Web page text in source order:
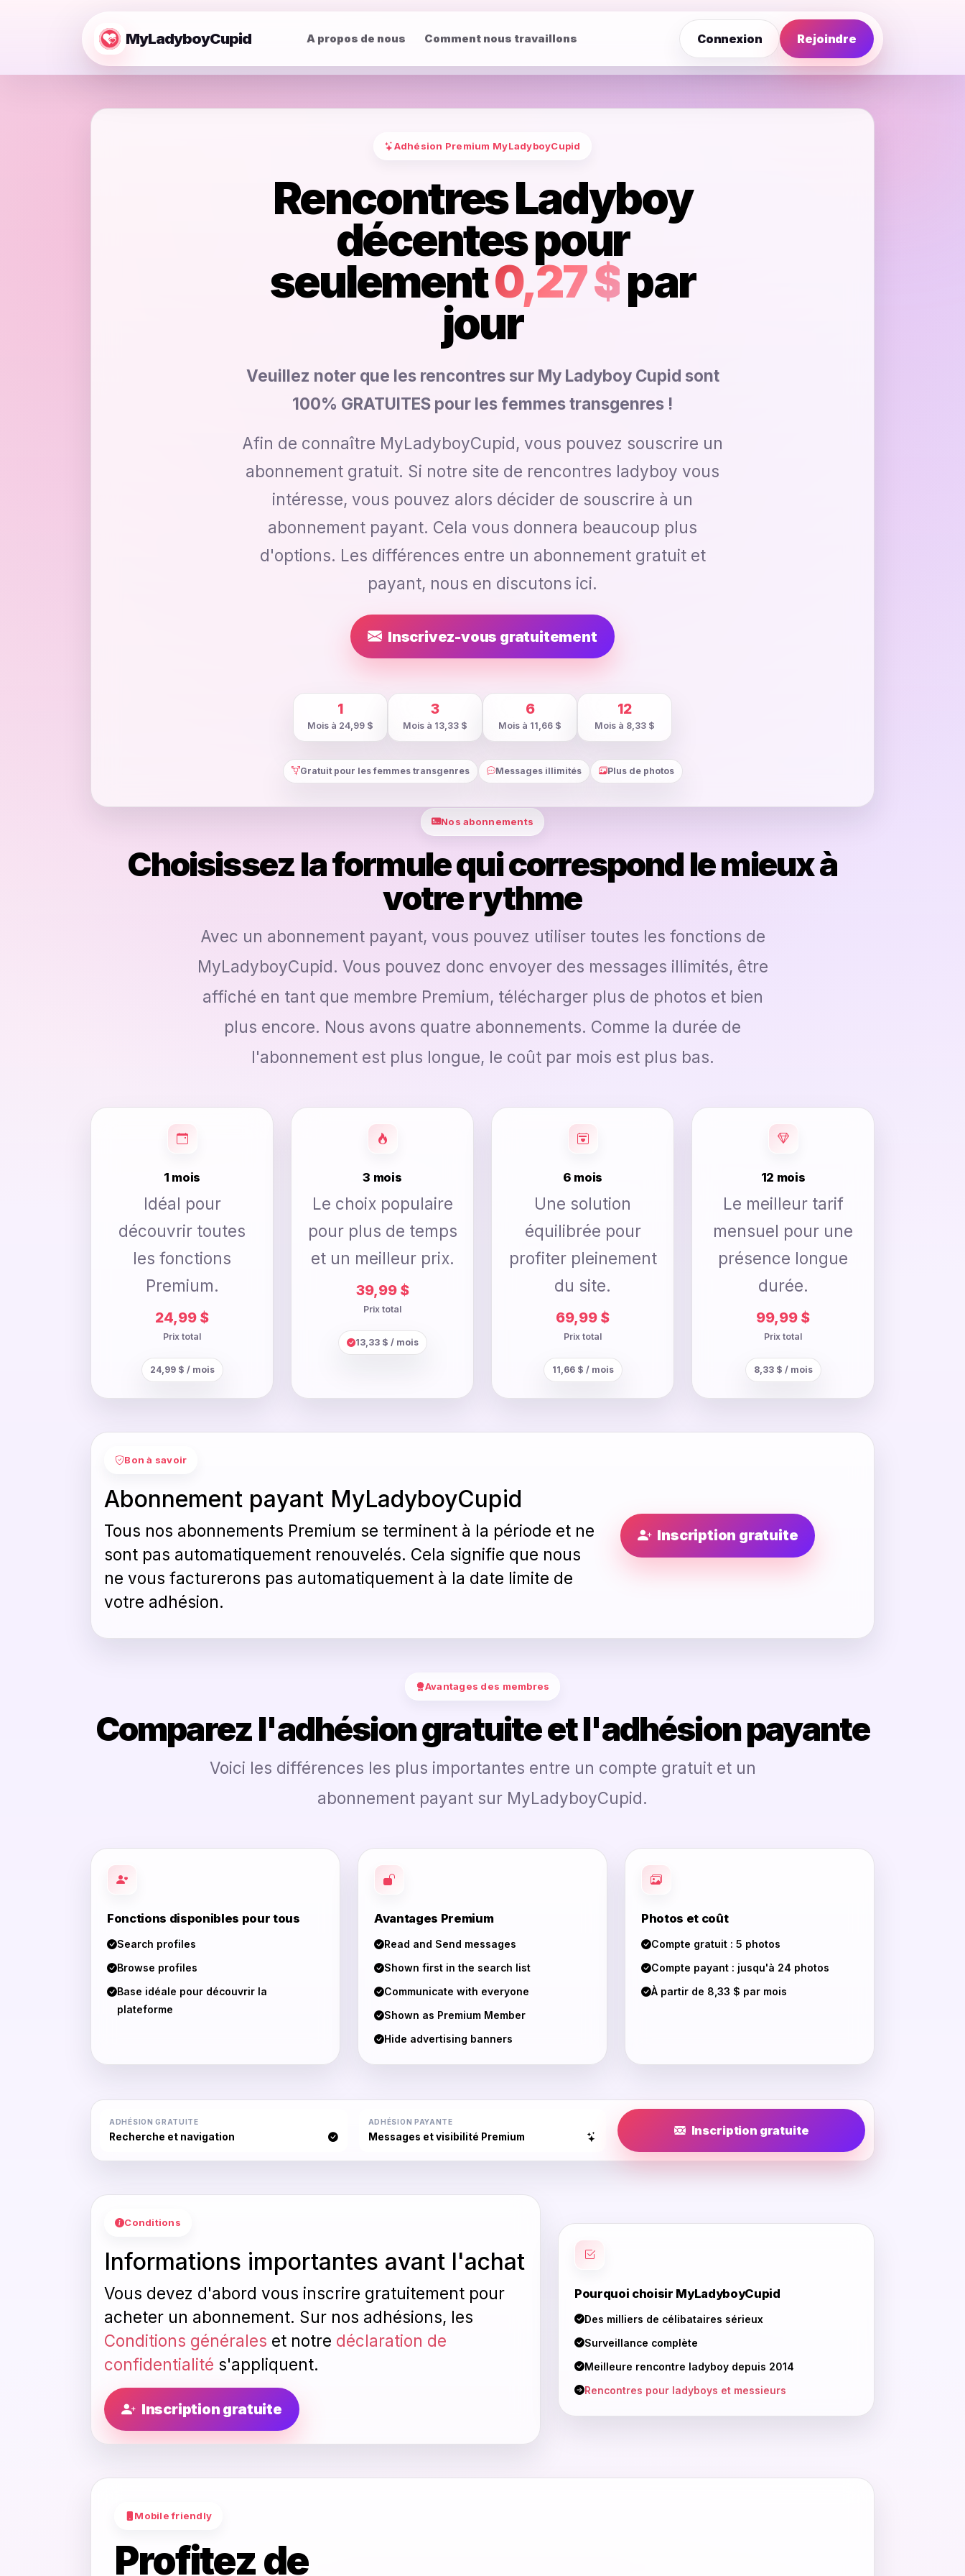
MyLadyboyCupid A propos de nous Comment nous travaillons Connexion Rejoindre
Adhésion Premium MyLadyboyCupid
Rencontres Ladyboy
décentes pour
seulement0,27 $par
jour
Veuillez noter que les rencontres sur My Ladyboy Cupid sont
100% GRATUITES pour les femmes transgenres !
Afin de connaître MyLadyboyCupid, vous pouvez souscrire un
abonnement gratuit. Si notre site de rencontres ladyboy vous
intéresse, vous pouvez alors décider de souscrire à un
abonnement payant. Cela vous donnera beaucoup plus
d'options. Les différences entre un abonnement gratuit et
payant, nous en discutons ici.
Inscrivez-vous gratuitement
1
Mois à 24,99 $
3
Mois à 13,33 $
6
Mois à 11,66 $
12
Mois à 8,33 $
Gratuit pour les femmes transgenres Messages illimités Plus de photos
Nos abonnements
Choisissez la formule qui correspond le mieux à
votre rythme
Avec un abonnement payant, vous pouvez utiliser toutes les fonctions de
MyLadyboyCupid. Vous pouvez donc envoyer des messages illimités, être
affiché en tant que membre Premium, télécharger plus de photos et bien
plus encore. Nous avons quatre abonnements. Comme la durée de
l'abonnement est plus longue, le coût par mois est plus bas.
1 mois
Idéal pour
découvrir toutes
les fonctions
Premium.
24,99 $
Prix total
24,99 $ / mois
3 mois
Le choix populaire
pour plus de temps
et un meilleur prix.
39,99 $
Prix total
13,33 $ / mois
6 mois
Une solution
équilibrée pour
profiter pleinement
du site.
69,99 $
Prix total
11,66 $ / mois
12 mois
Le meilleur tarif
mensuel pour une
présence longue
durée.
99,99 $
Prix total
8,33 $ / mois
Bon à savoir
Abonnement payant MyLadyboyCupid
Tous nos abonnements Premium se terminent à la période et ne
sont pas automatiquement renouvelés. Cela signifie que nous
ne vous facturerons pas automatiquement à la date limite de
votre adhésion.
Inscription gratuite
Avantages des membres
Comparez l'adhésion gratuite et l'adhésion payante
Voici les différences les plus importantes entre un compte gratuit et un
abonnement payant sur MyLadyboyCupid.
Fonctions disponibles pour tous
Search profiles
Browse profiles
Base idéale pour découvrir la
plateforme
Avantages Premium
Read and Send messages
Shown first in the search list
Communicate with everyone
Shown as Premium Member
Hide advertising banners
Photos et coût
Compte gratuit : 5 photos
Compte payant : jusqu'à 24 photos
À partir de 8,33 $ par mois
ADHÉSION GRATUITE
Recherche et navigation
ADHÉSION PAYANTE
Messages et visibilité Premium Inscription gratuite
Conditions
Informations importantes avant l'achat
Vous devez d'abord vous inscrire gratuitement pour
acheter un abonnement. Sur nos adhésions, les
Conditions générales et notre déclaration de
confidentialité s'appliquent.
Inscription gratuite
Pourquoi choisir MyLadyboyCupid
Des milliers de célibataires sérieux
Surveillance complète
Meilleure rencontre ladyboy depuis 2014
Rencontres pour ladyboys et messieurs
Mobile friendly
Profitez de